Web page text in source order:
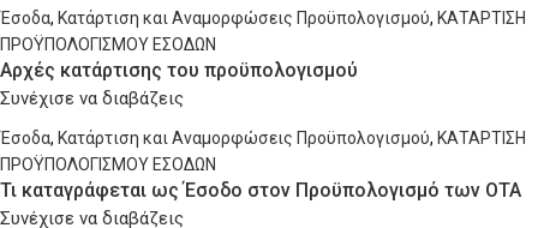
Έσοδα, Κατάρτιση και Αναμορφώσεις Προϋπολογισμού, ΚΑΤΑΡΤΙΣΗ
ΠΡΟΫΠΟΛΟΓΙΣΜΟΥ ΕΣΟΔΩΝ
Αρχές κατάρτισης του προϋπολογισμού
Συνέχισε να διαβάζεις
Έσοδα, Κατάρτιση και Αναμορφώσεις Προϋπολογισμού, ΚΑΤΑΡΤΙΣΗ
ΠΡΟΫΠΟΛΟΓΙΣΜΟΥ ΕΣΟΔΩΝ
Τι καταγράφεται ως Έσοδο στον Προϋπολογισμό των ΟΤΑ
Συνέχισε να διαβάζεις